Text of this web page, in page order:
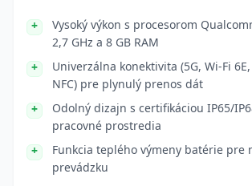
Vysoký výkon s procesorom
2,7 GHz a 8 GB RAM
Univerzálna konektivita (5G, Wi-Fi
NFC) pre plynulý prenos dát
Odolný dizajn s certifikáciou IP65/
pracovné prostredia
Funkcia teplého výmeny batérie pre
prevádzku